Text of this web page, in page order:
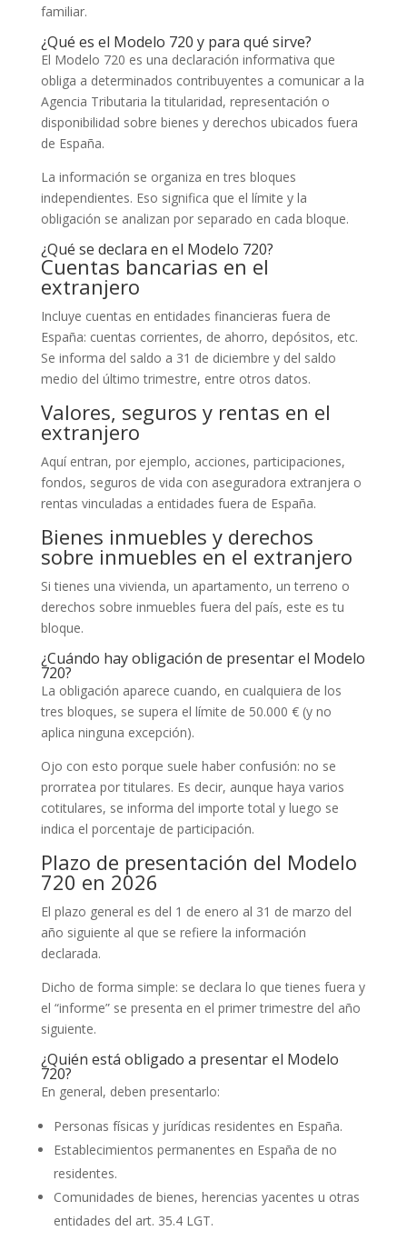
familiar.
¿Qué es el Modelo 720 y para qué sirve?
El Modelo 720 es una declaración informativa que
obliga a determinados contribuyentes a comunicar a la
Agencia Tributaria la titularidad, representación o
disponibilidad sobre bienes y derechos ubicados fuera
de España.
La información se organiza en tres bloques
independientes. Eso significa que el límite y la
obligación se analizan por separado en cada bloque.
¿Qué se declara en el Modelo 720?
Cuentas bancarias en el
extranjero
Incluye cuentas en entidades financieras fuera de
España: cuentas corrientes, de ahorro, depósitos, etc.
Se informa del saldo a 31 de diciembre y del saldo
medio del último trimestre, entre otros datos.
Valores, seguros y rentas en el
extranjero
Aquí entran, por ejemplo, acciones, participaciones,
fondos, seguros de vida con aseguradora extranjera o
rentas vinculadas a entidades fuera de España.
Bienes inmuebles y derechos
sobre inmuebles en el extranjero
Si tienes una vivienda, un apartamento, un terreno o
derechos sobre inmuebles fuera del país, este es tu
bloque.
¿Cuándo hay obligación de presentar el Modelo
720?
La obligación aparece cuando, en cualquiera de los
tres bloques, se supera el límite de 50.000 € (y no
aplica ninguna excepción).
Ojo con esto porque suele haber confusión: no se
prorratea por titulares. Es decir, aunque haya varios
cotitulares, se informa del importe total y luego se
indica el porcentaje de participación.
Plazo de presentación del Modelo
720 en 2026
El plazo general es del 1 de enero al 31 de marzo del
año siguiente al que se refiere la información
declarada.
Dicho de forma simple: se declara lo que tienes fuera y
el “informe” se presenta en el primer trimestre del año
siguiente.
¿Quién está obligado a presentar el Modelo
720?
En general, deben presentarlo:
Personas físicas y jurídicas residentes en España.
Establecimientos permanentes en España de no
residentes.
Comunidades de bienes, herencias yacentes u otras
entidades del art. 35.4 LGT.